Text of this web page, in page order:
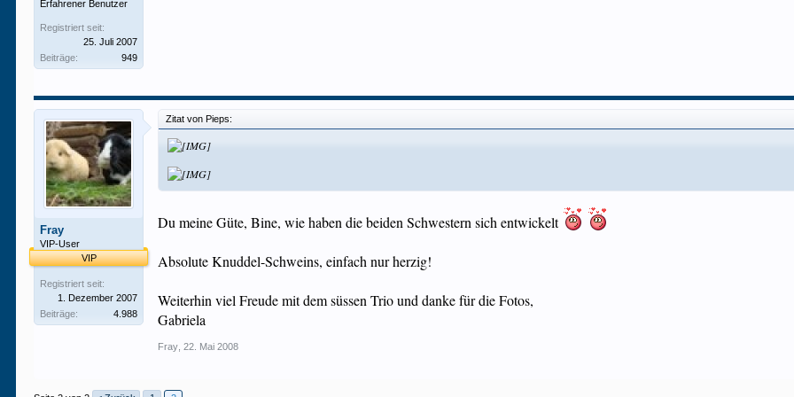
Erfahrener Benutzer
Registriert seit:
25. Juli 2007
Beiträge:
949
Fray
VIP-User
VIP
Registriert seit:
1. Dezember 2007
Beiträge:
4.988
Zitat von Pieps:
Du meine Güte, Bine, wie haben die beiden Schwestern sich entwickelt
Absolute Knuddel-Schweins, einfach nur herzig!
Weiterhin viel Freude mit dem süssen Trio und danke für die Fotos,
Gabriela
Fray 22. Mai 2008